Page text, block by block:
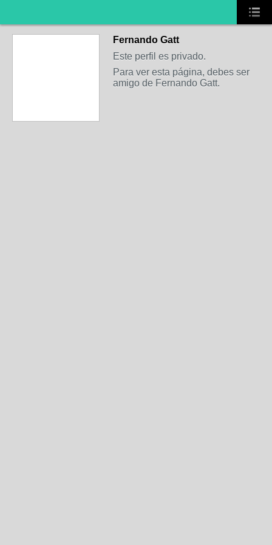
Fernando Gatt
Este perfil es privado.
Para ver esta página, debes ser
amigo de Fernando Gatt.